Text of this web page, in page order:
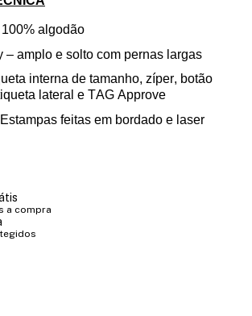
algodão
– amplo e solto com pernas largas
interna de tamanho, zíper, botão
lateral e TAG Approve
s feitas em bordado e laser
a compra